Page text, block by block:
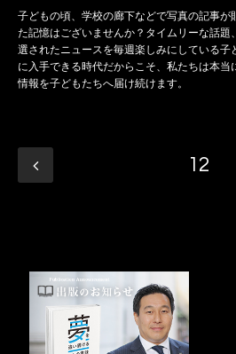
子どもの頃、学校の廊下などで写真の記事が
た記憶はございませんか？タイムリーな話題
選されたニュースを毎週楽しみにしている子
に入手できる時代だからこそ、私たちは本当
情報を子どもたちへ届け続けます。
12